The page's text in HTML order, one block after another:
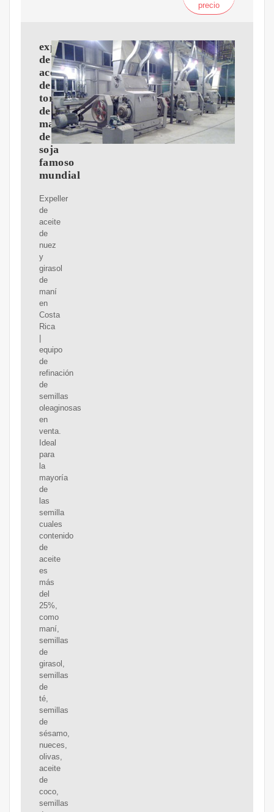
precio
expulsor
de
aceite
de
tornillo
de
maní
de
soja
famoso
mundial
Expeller
de
aceite
de
nuez
y
girasol
de
maní
en
Costa
Rica
equipo
de
refinación
de
semillas
oleaginosas
en
venta.
Ideal
para
la
mayoría
de
las
semilla
cuales
contenido
de
aceite
es
más
del
25%,
como
maní,
semillas
de
girasol,
semillas
de
té,
semillas
de
sésamo,
nueces,
olivas,
aceite
de
coco,
semillas